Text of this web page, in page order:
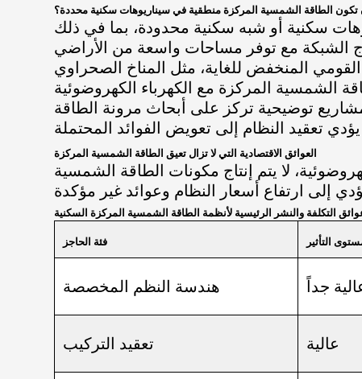
الطاقة الشمسية المركزة منطقية في سيناريوهات سكنية محددة؟
الشبكة مع توفر مساحات واسعة من الأراضي
المنخفض للغاية، مثل المناخ الصحراوي
الشمسية المركزة مع الكهرباء الكهروضوئية
توضيحية تركز على أبحاث مرونة الطاقة
العوائق الاقتصادية التي لا تزال تعيق الطاقة الشمسية المركزة
لا يتم إنتاج مكونات الطاقة الشمسية
فئة الحاجز التأثير
هندسة النظم المخصصة جداً
تعقيد التركيب عالية